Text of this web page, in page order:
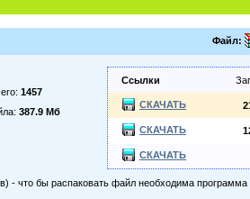
Файл:
1457
387.9 Мб
Ссылки
СКАЧАТЬ
СКАЧАТЬ
СКАЧАТЬ
- что бы распаковать файл необходима программа